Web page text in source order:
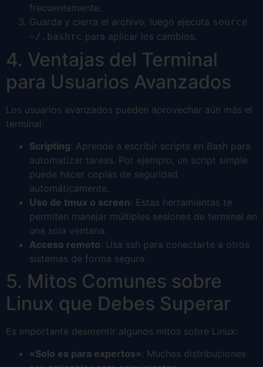
frecuentemente.
Guarda y cierra el archivo, luego ejecuta source
~/.bashrc para aplicar los cambios.
4. Ventajas del Terminal
para Usuarios Avanzados
Los usuarios avanzados pueden aprovechar aún más el
terminal:
Scripting: Aprende a escribir scripts en Bash para
automatizar tareas. Por ejemplo, un script simple
puede hacer copias de seguridad
automáticamente.
Uso de tmux o screen: Estas herramientas te
permiten manejar múltiples sesiones de terminal en
una sola ventana.
Acceso remoto: Usa ssh para conectarte a otros
sistemas de forma segura.
5. Mitos Comunes sobre
Linux que Debes Superar
Es importante desmentir algunos mitos sobre Linux:
«Solo es para expertos»: Muchas distribuciones